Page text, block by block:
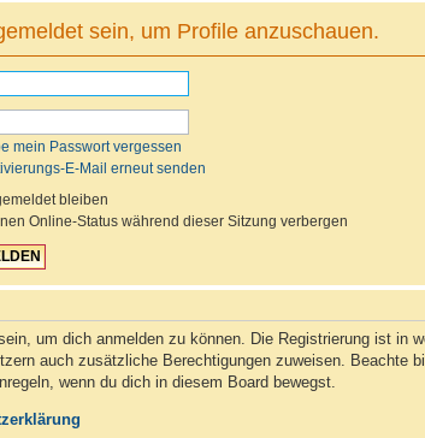
sein, um Profile anzuschauen.
mein Passwort vergessen
E-Mail erneut senden
bleiben
Online-Status während dieser Sitzung verbergen
um dich anmelden zu können. Die Registrierung ist in
auch zusätzliche Berechtigungen zuweisen. Beachte
wenn du dich in diesem Board bewegst.